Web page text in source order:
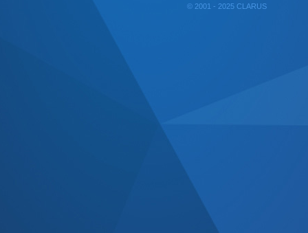
© 2001 - 2025 CLARUS